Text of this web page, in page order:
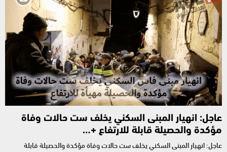
عاجل: انهيار المبنى السكني يخلف ست حالات وفاة
مؤكدة والحصيلة قابلة للارتفاع +…
عاجل: انهيار المبنى السكني يخلف ست حالات وفاة مؤكدة والحصيلة قابلة